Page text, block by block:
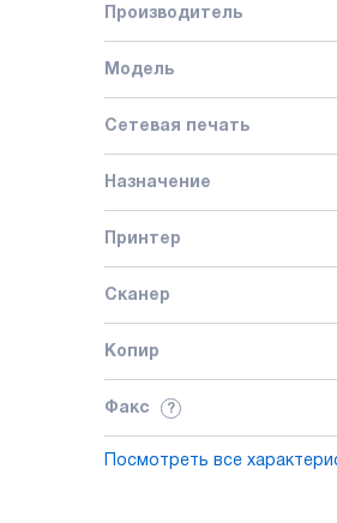
Производитель
Модель
Сетевая печать
Назначение
Принтер
Сканер
Копир
Факс ?
Посмотреть все